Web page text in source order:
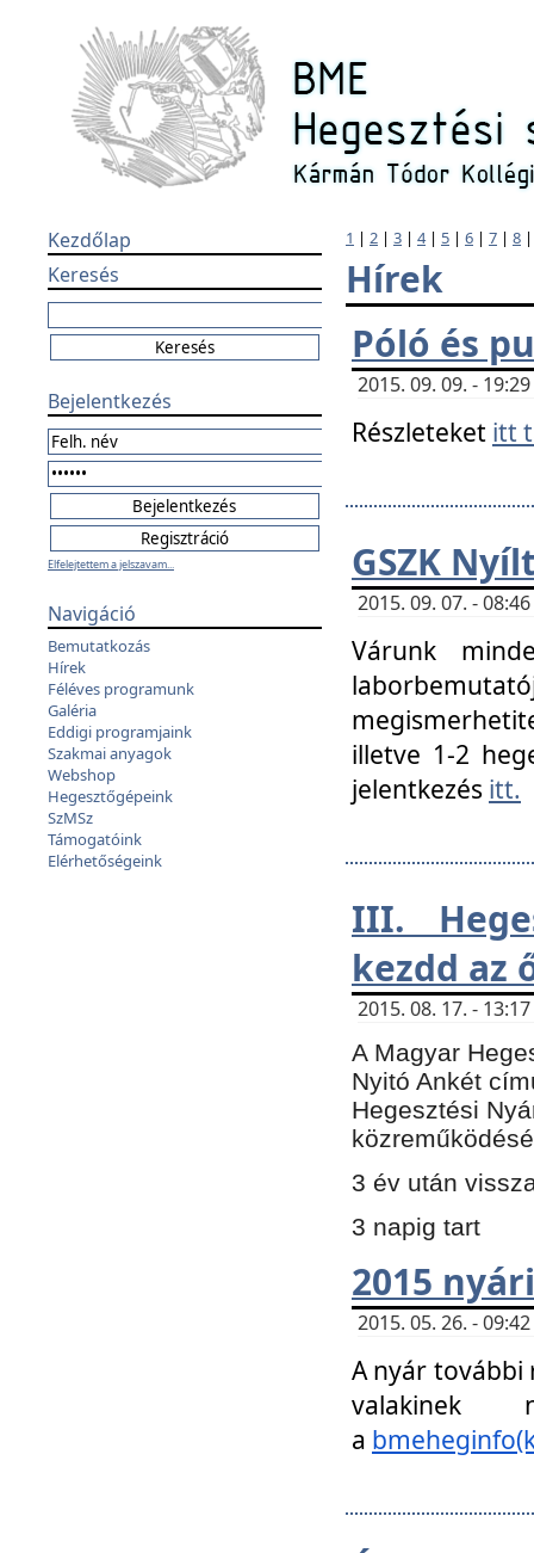
Kezdőlap
Keresés
Bejelentkezés
Elfelejtettem a jelszavam...
Navigáció
Bemutatkozás
Hírek
Féléves programunk
Galéria
Eddigi programjaink
Szakmai anyagok
Webshop
Hegesztőgépeink
SzMSz
Támogatóink
Elérhetőségeink
1 | 2 | 3 | 4| 5 | 6 | 7 | 8
Hírek
Póló és
2015. 09. 09. -
Részleteket itt
GSZK
2015. 09. 07. -
Várunk
illetve 1-2
jelentkezés itt.
III.
kezdd az
2015. 08. 17. -
A Magyar
Nyitó Ankét
Hegesztési
3 év után
3 napig tart
2015
2015. 05. 26. -
A nyár további
a